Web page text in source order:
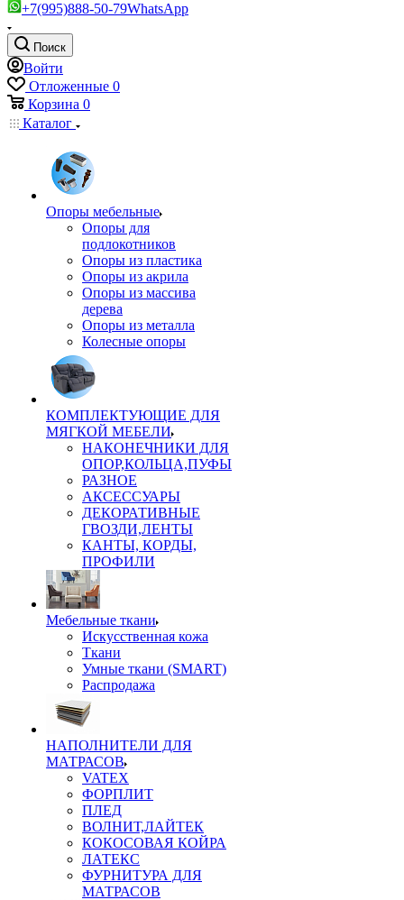
+7(995)888-50-79WhatsApp
Поиск
Войти
Отложенные 0
Корзина 0
Каталог
Опоры мебельные
Опоры для
подлокотников
Опоры из пластика
Опоры из акрила
Опоры из массива
дерева
Опоры из металла
Колесные опоры
КОМПЛЕКТУЮЩИЕ ДЛЯ
МЯГКОЙ МЕБЕЛИ
НАКОНЕЧНИКИ ДЛЯ
ОПОР,КОЛЬЦА,ПУФЫ
РАЗНОЕ
АКСЕССУАРЫ
ДЕКОРАТИВНЫЕ
ГВОЗДИ,ЛЕНТЫ
КАНТЫ, КОРДЫ,
ПРОФИЛИ
Мебельные ткани
Искусственная кожа
Ткани
Умные ткани (SMART)
Распродажа
НАПОЛНИТЕЛИ ДЛЯ
МАТРАСОВ
VATEX
ФОРПЛИТ
ПЛЕД
ВОЛНИТ,ЛАЙТЕК
КОКОСОВАЯ КОЙРА
ЛАТЕКС
ФУРНИТУРА ДЛЯ
МАТРАСОВ